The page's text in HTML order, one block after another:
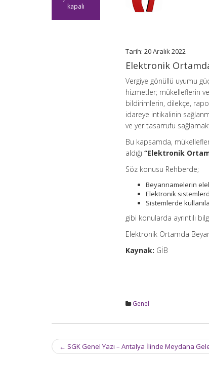
Ortamda
kapalı
Tarih: 20 Aralık 2022
Elektronik
Vergiye gönüllü uyumu
hizmetler; mükelleflerin
bildirimlerin, dilekçe,
idareye intikalinin
ve yer tasarrufu
Bu kapsamda,
aldığı“Elektronik
Söz konusu Rehberde;
Beyannamelerin
Elektronik
Sistemlerde
gibi konularda ayrıntılı
Elektronik Ortamda
Kaynak: GİB
Genel
Post
navigation
← SGK Genel Yazı – Antalya İlinde Meydana